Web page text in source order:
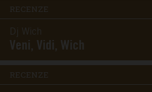
RECENZE
Dj Wich
Veni, Vidi, Wich
RECENZE